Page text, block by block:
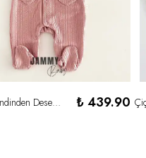
Hearts Kendinden Desenli Tulum-GÜL KURUSU ₺ 439.90